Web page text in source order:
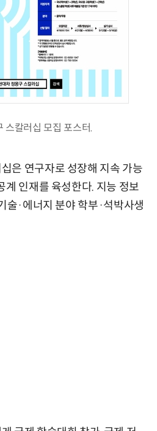
스칼러십 모집 포스터.
은 연구자로 성장해 지속 가능
계 인재를 육성한다. 지능 정보
술·에너지 분야 학부·석박사생